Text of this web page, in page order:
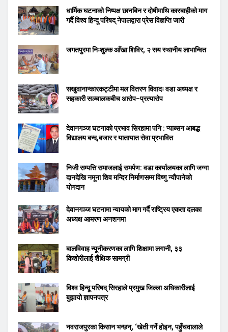
धार्मिक घटनाको निष्पक्ष छानबिन र दोषीमाथि कारबाहीको माग
गर्दै विश्व हिन्दू परिषद् नेपालद्वारा प्रेस विज्ञप्ति जारी
जगतपुरमा निःशुल्क आँखा शिविर, २ सय स्थानीय लाभान्वित
सखुवानान्कारकट्टीमा मल वितरण विवादः वडा अध्यक्ष र
सहकारी सञ्चालकबीच आरोप–प्रत्यारोप
देवानगञ्ज घटनाको प्रभाव सिरहामा पनि : प्याब्सन आबद्ध
विद्यालय बन्द,बजार र यातायात सेवा प्रभावित
निजी सम्पत्ति समाजलाई समर्पण: वडा कार्यालयका लागि जग्गा
दानदेखि नमूना शिव मन्दिर निर्माणसम्म विष्णु न्यौपानेको
योगदान
देवानगञ्ज घटनामा न्यायको माग गर्दै राष्ट्रिय एकता दलका
अध्यक्ष आमरण अनशनमा
बालविवाह न्यूनीकरणका लागि शिक्षामा लगानी, ३३
किशोरीलाई शैक्षिक सामग्री
विश्व हिन्दू परिषद् सिरहाले प्रमुख जिल्ला अधिकारीलाई
बुझायो ज्ञापनपत्र
नवराजपुरका किसान भन्छन्, ‘खेती गर्ने होइन, पहुँचवालाले